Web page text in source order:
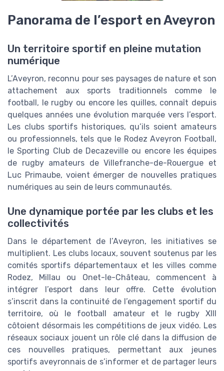
Panorama de l’esport en Aveyron
Un territoire sportif en pleine mutation
numérique
L’Aveyron, reconnu pour ses paysages de nature et son
attachement aux sports traditionnels comme le
football, le rugby ou encore les quilles, connaît depuis
quelques années une évolution marquée vers l’esport.
Les clubs sportifs historiques, qu’ils soient amateurs
ou professionnels, tels que le Rodez Aveyron Football,
le Sporting Club de Decazeville ou encore les équipes
de rugby amateurs de Villefranche-de-Rouergue et
Luc Primaube, voient émerger de nouvelles pratiques
numériques au sein de leurs communautés.
Une dynamique portée par les clubs et les
collectivités
Dans le département de l’Aveyron, les initiatives se
multiplient. Les clubs locaux, souvent soutenus par les
comités sportifs départementaux et les villes comme
Rodez, Millau ou Onet-le-Château, commencent à
intégrer l’esport dans leur offre. Cette évolution
s’inscrit dans la continuité de l’engagement sportif du
territoire, où le football amateur et le rugby XIII
côtoient désormais les compétitions de jeux vidéo. Les
réseaux sociaux jouent un rôle clé dans la diffusion de
ces nouvelles pratiques, permettant aux jeunes
sportifs aveyronnais de s’informer et de partager leurs